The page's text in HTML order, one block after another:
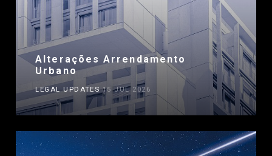
Alterações Arrendamento
Urbano
LEGAL UPDATES15 JUL 2026